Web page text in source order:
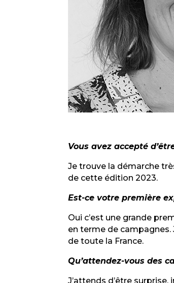
Vous avez accepté
Je trouve la démarche
de cette édition 2023.
Est-ce votre première
Oui c’est une grande
en terme de campagnes.
de toute la France.
Qu’attendez-vous des
J’attends d’être